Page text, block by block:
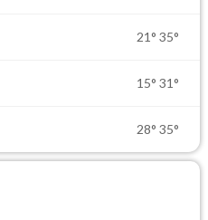
21° 35°
15° 31°
28° 35°